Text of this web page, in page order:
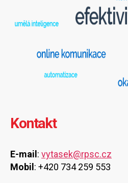
Kontakt
E-mail : vytasek@rpsc.cz
Mobil : +420 734 259 553